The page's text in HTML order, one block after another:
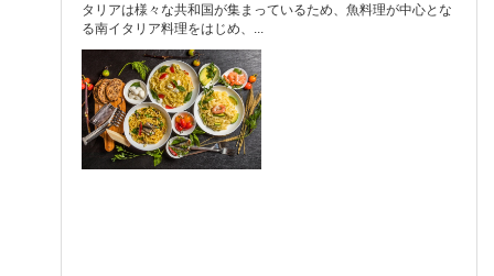
タリアは様々な共和国が集まっているため、魚料理が中心とな
る南イタリア料理をはじめ、...